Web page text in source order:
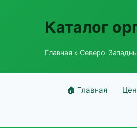
Каталог
Главная » Северо-
🏠 Главная